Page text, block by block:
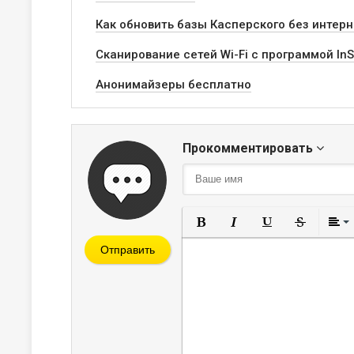
Как обновить базы Касперского без
Сканирование сетей Wi-Fi с программой
Анонимайзеры бесплатно
Прокомментировать
Полужирный
Курсив
Отправить